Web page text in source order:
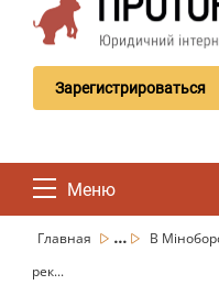
Зарегистрироваться
Меню
Главная ...
В
рек...